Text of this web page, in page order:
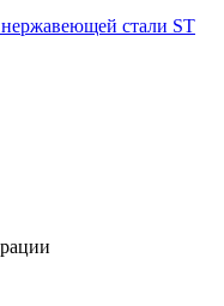
стали ST